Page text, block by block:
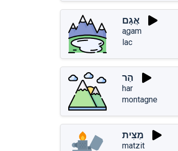
אֲגָם
aֲgam
lac
הַר
har
montagne
מַצִּית
matzit